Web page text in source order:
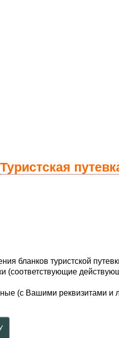
Туристская
бланков туристской
(соответствующие
(с Вашими реквизитами и